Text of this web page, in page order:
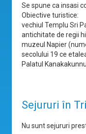
Se spune ca insasi
Obiective turistice:
vechiul Templu Sri
antichitate de regii
muzeul Napier
secolului 19 ce
Palatul
Sejururi în
Nu sunt sejururi